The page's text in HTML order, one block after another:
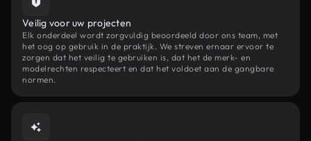
Veilig voor uw projecten
Elk onderdeel wordt zorgvuldig beoordeeld door ons team, met
het oog op gebruik in de praktijk. We streven ernaar ervoor te
zorgen dat het veilig te gebruiken is, dat het de merk- en
modelrechten respecteert en dat het voldoet aan de gangbare
normen.